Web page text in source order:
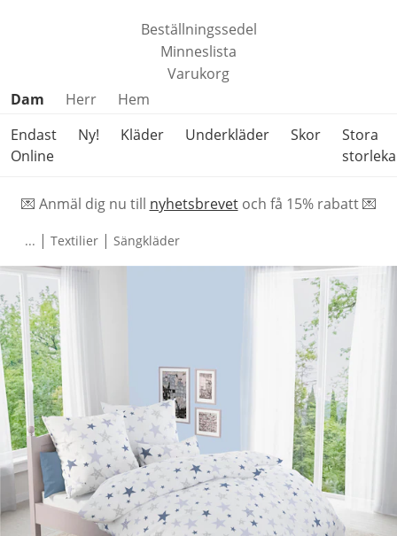
Beställningssedel
Minneslista
Varukorg
Hoppa över produktkategorier
Dam Herr
Hem
Endast
Online
Ny! Kläder Underkläder Skor
Stora
💌 Anmäl dig nu till nyhetsbrevetoch få 15% rabatt 💌
... | Textilier | Sängkläder